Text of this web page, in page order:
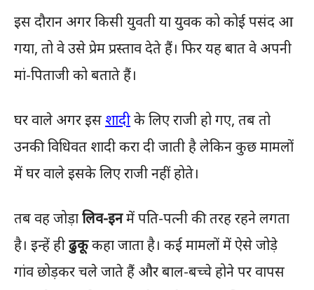
इस दौरान अगर किसी युवती या युवक को कोई पसंद आ
गया, तो वे उसे प्रेम प्रस्ताव देते हैं। फिर यह बात वे अपनी
मां-पिताजी को बताते हैं।
घर वाले अगर इस शादीके लिए राजी हो गए, तब तो
उनकी विधिवत शादी करा दी जाती है लेकिन कुछ मामलों
में घर वाले इसके लिए राजी नहीं होते।
तब वह जोड़ालिव-इनमें पति-पत्नी की तरह रहने लगता
है। इन्हें हीढुकूकहा जाता है। कई मामलों में ऐसे जोड़े
गांव छोड़कर चले जाते हैं और बाल-बच्चे होने पर वापस